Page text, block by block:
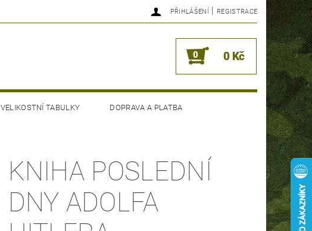
PŘIHLÁŠENÍ | REGISTRACE
0 0 Kč
VELIKOSTNÍ TABULKY DOPRAVA A PLATBA
KNIHA POSLEDNÍ
DNY ADOLFA